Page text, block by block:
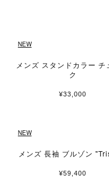
NEW
メンズ スタンドカラー チ
ク
¥33,000
NEW
メンズ 長袖 ブルゾン
¥59,400